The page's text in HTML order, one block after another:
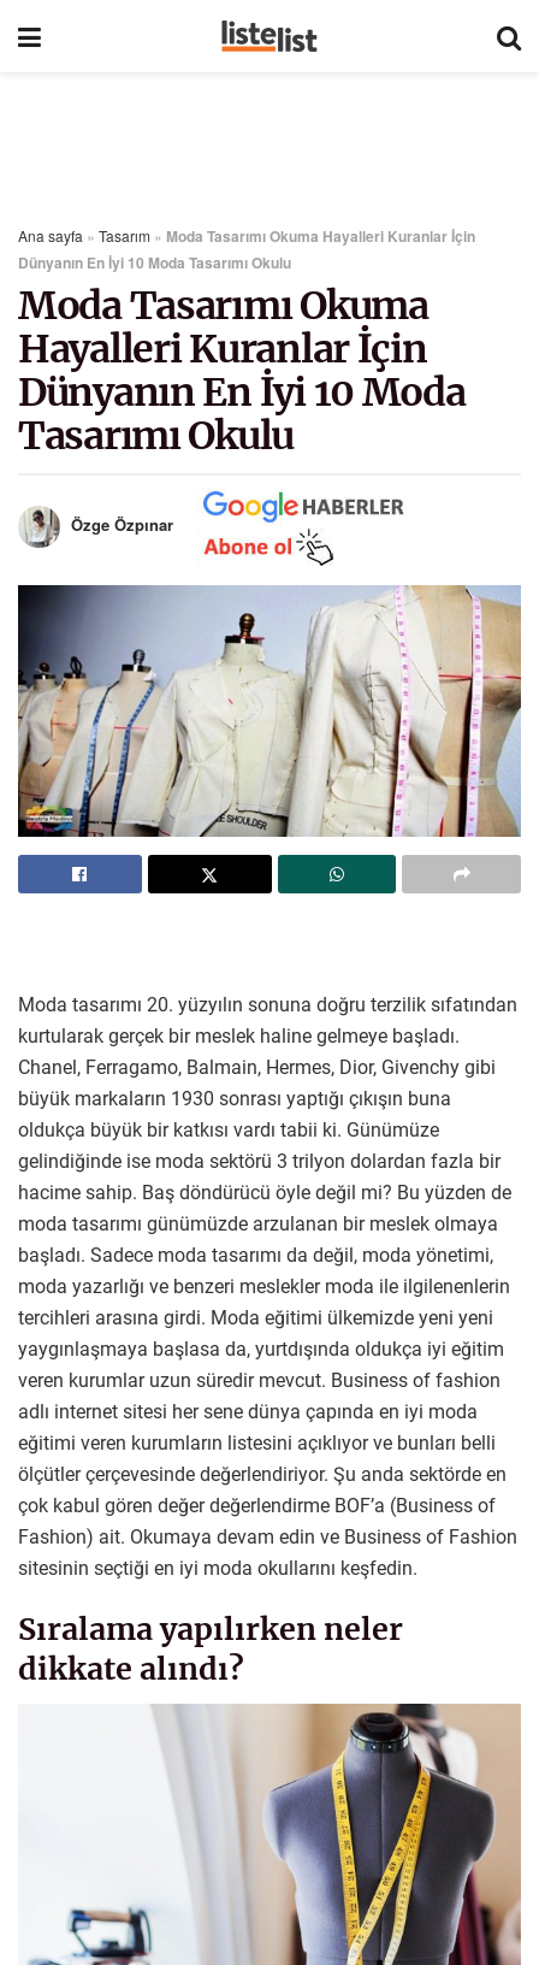
Ana sayfa » Tasarım » Moda Tasarımı Okuma Hayalleri Kuranlar İçin
Dünyanın En İyi 10 Moda Tasarımı Okulu
Moda Tasarımı Okuma
Hayalleri Kuranlar İçin
Dünyanın En İyi 10 Moda
Tasarımı Okulu
Özge Özpınar
Moda tasarımı 20. yüzyılın sonuna doğru terzilik sıfatından
kurtularak gerçek bir meslek haline gelmeye başladı.
Chanel, Ferragamo, Balmain, Hermes, Dior, Givenchy gibi
büyük markaların 1930 sonrası yaptığı çıkışın buna
oldukça büyük bir katkısı vardı tabii ki. Günümüze
gelindiğinde ise moda sektörü 3 trilyon dolardan fazla bir
hacime sahip. Baş döndürücü öyle değil mi? Bu yüzden de
moda tasarımı günümüzde arzulanan bir meslek olmaya
başladı. Sadece moda tasarımı da değil, moda yönetimi,
moda yazarlığı ve benzeri meslekler moda ile ilgilenenlerin
tercihleri arasına girdi. Moda eğitimi ülkemizde yeni yeni
yaygınlaşmaya başlasa da, yurtdışında oldukça iyi eğitim
veren kurumlar uzun süredir mevcut. Business of fashion
adlı internet sitesi her sene dünya çapında en iyi moda
eğitimi veren kurumların listesini açıklıyor ve bunları belli
ölçütler çerçevesinde değerlendiriyor. Şu anda sektörde en
çok kabul gören değer değerlendirme BOF’a (Business of
Fashion) ait. Okumaya devam edin ve Business of Fashion
sitesinin seçtiği en iyi moda okullarını keşfedin.
Sıralama yapılırken neler
dikkate alındı?